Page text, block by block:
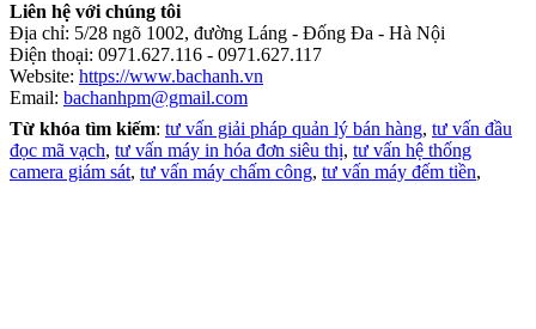
Liên hệ với chúng tôi
Địa chỉ: 5/28 ngõ 1002, đường Láng - Đống Đa - Hà Nội
Điện thoại: 0971.627.116 - 0971.627.117
Website: https://www.bachanh.vn
Email: bachanhpm@gmail.com
Từ khóa tìm kiếm: tư vấn giải pháp quản lý bán hàng, tư vấn đầu
đọc mã vạch, tư vấn máy in hóa đơn siêu thị, tư vấn hệ thống
camera giám sát, tư vấn máy chấm công, tư vấn máy đếm tiền,